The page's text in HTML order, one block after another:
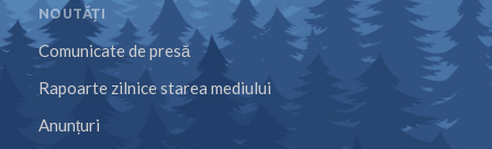
NOUTĂȚI
Comunicate de presă
Rapoarte zilnice starea mediului
Anunțuri